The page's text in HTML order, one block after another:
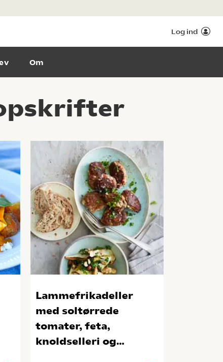
Log ind
Om
Lammefrikadeller
med soltørrede
tomater, feta,
knoldselleri og